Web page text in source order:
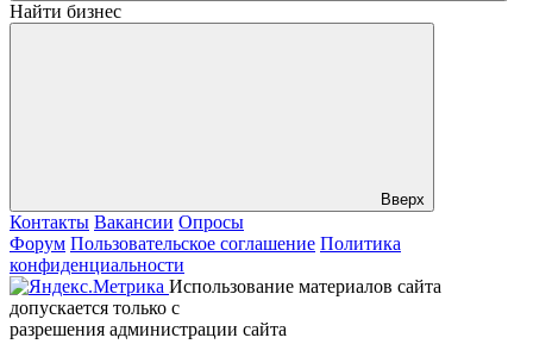
Найти бизнес
Вверх
Контакты Вакансии Опросы
Форум Пользовательское соглашение Политика
конфиденциальности
Использование материалов сайта
допускается только с
разрешения администрации сайта